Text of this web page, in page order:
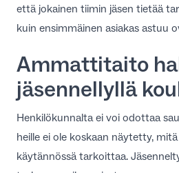
että jokainen tiimin jäsen tietää
kuin ensimmäinen asiakas astuu
Ammattitaito
jäsennellyllä
Henkilökunnalta ei voi odottaa
heille ei ole koskaan näytetty,
käytännössä tarkoittaa.